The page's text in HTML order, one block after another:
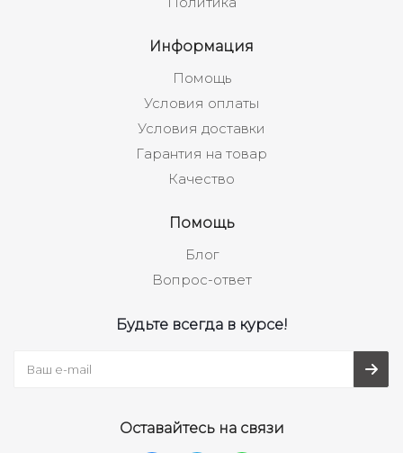
Информация
Помощь
Условия оплаты
Условия доставки
Гарантия на товар
Качество
Помощь
Блог
Вопрос-ответ
Будьте всегда в курсе!
Оставайтесь на связи